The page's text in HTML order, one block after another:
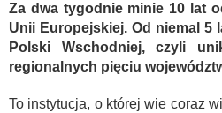
Za dwa tygodnie minie 10 lat
Unii Europejskiej. Od niemal 5
Polski Wschodniej, czyli
regionalnych pięciu
To instytucja, o której wie coraz